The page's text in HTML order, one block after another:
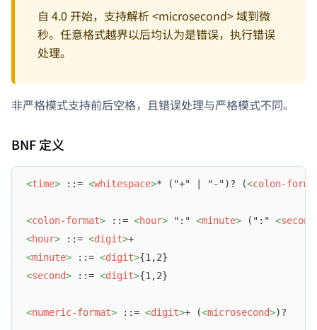
自 4.0 开始，支持解析 <microsecond> 域到微
秒。任意格式越界以后均认为是错误，执行错误
处理。
非严格模式支持前后空格，且错误处理与严格模式不同。
BNF 定义
<time> ::= <whitespace>* ("+" | "-")? (<colon-
<colon-format> ::= <hour> ":" <minute> (":" <second
<hour> ::= <digit>+
<minute> ::= <digit>{1,2}
<second> ::= <digit>{1,2}
<numeric-format> ::= <digit>+ (<microsecond>)?